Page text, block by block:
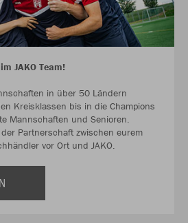
JAKO Team!
in über 50 Ländern
Kreisklassen bis in die Champions
Mannschaften und Senioren.
Partnerschaft zwischen eurem
vor Ort und JAKO.